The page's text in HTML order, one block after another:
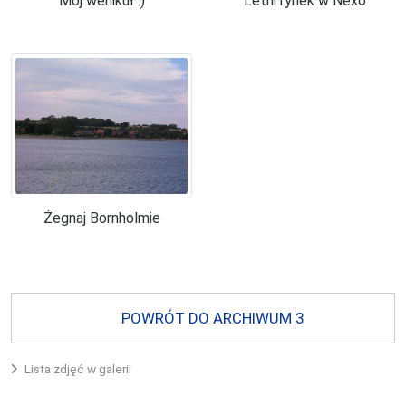
Żegnaj Bornholmie
POWRÓT DO ARCHIWUM 3
Lista zdjęć w galerii